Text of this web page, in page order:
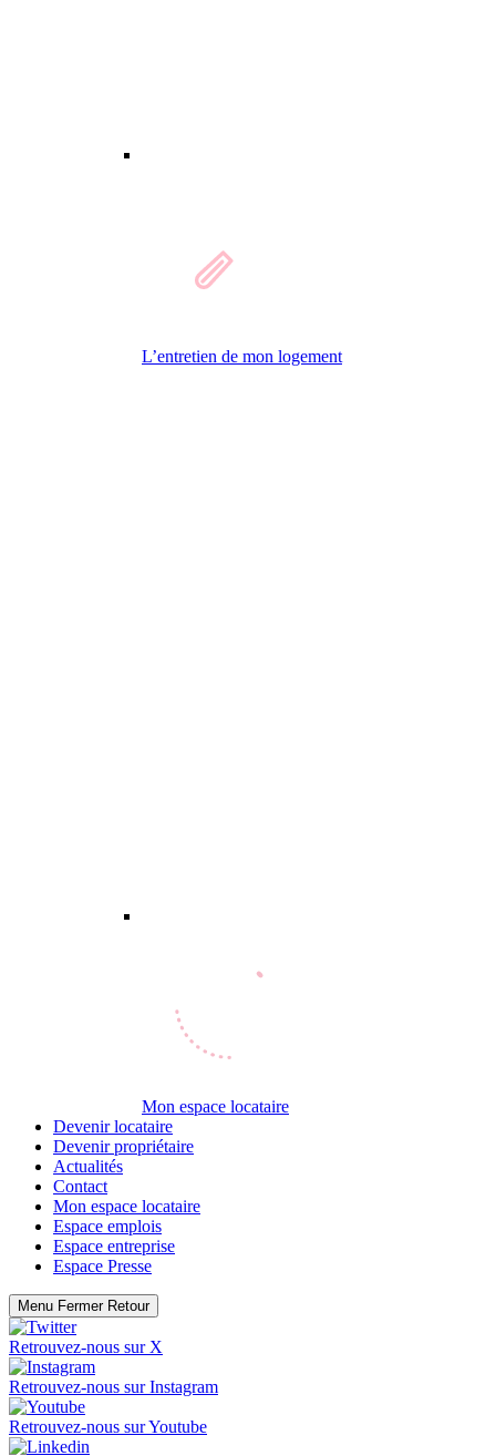
L’entretien de mon logement
Mon espace locataire
Devenir locataire
Devenir propriétaire
Actualités
Contact
Mon espace locataire
Espace emplois
Espace entreprise
Espace Presse
Menu Fermer Retour
Retrouvez-nous sur X
Retrouvez-nous surInstagram
Retrouvez-nous surYoutube